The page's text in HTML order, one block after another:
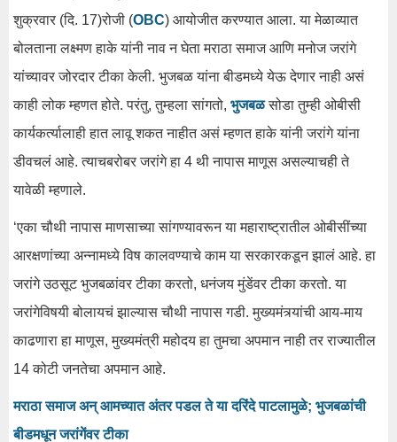
शुक्रवार (दि. 17)रोजी (OBC) आयोजीत करण्यात आला. या मेळाव्यात
बोलताना लक्ष्मण हाके यांनी नाव न घेता मराठा समाज आणि मनोज जरांगे
यांच्यावर जोरदार टीका केली. भुजबळ यांना बीडमध्ये येऊ देणार नाही असं
काही लोक म्हणत होते. परंतु, तुम्हला सांगतो, भुजबळ सोडा तुम्ही ओबीसी
कार्यकर्त्यालाही हात लावू शकत नाहीत असं म्हणत हाके यांनी जरांगे यांना
डीवचलं आहे. त्याचबरोबर जरांगे हा 4 थी नापास माणूस असल्याचही ते
यावेळी म्हणाले.
‘एका चौथी नापास माणसाच्या सांगण्यावरून या महाराष्ट्रातील ओबीसींच्या
आरक्षणांच्या अन्नामध्ये विष कालवण्याचे काम या सरकारकडून झालं आहे. हा
जरांगे उठसूट भुजबळांवर टीका करतो, धनंजय मुंडेंवर टीका करतो. या
जरांगेविषयी बोलायचं झाल्यास चौथी नापास गडी. मुख्यमंत्र्यांची आय-माय
काढणारा हा माणूस, मुख्यमंत्री महोदय हा तुमचा अपमान नाही तर राज्यातील
14 कोटी जनतेचा अपमान आहे.
मराठा समाज अन् आमच्यात अंतर पडल ते या दरिंदे पाटलामुळे; भुजबळांची
बीडमधून जरांगेंवर टीका